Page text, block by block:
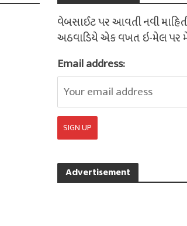
વેબસાઈટ પર આવતી નવી
અઠવાડિયે એક વખત ઇ-મેલ પર
Email address:
Advertisement